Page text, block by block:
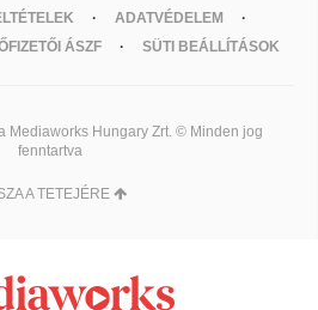
ADATVÉDELEM
ÁSZF SÜTI BEÁLLÍTÁSOK
Mediaworks Hungary Zrt. © Minden jog
fenntartva
A TETEJÉRE